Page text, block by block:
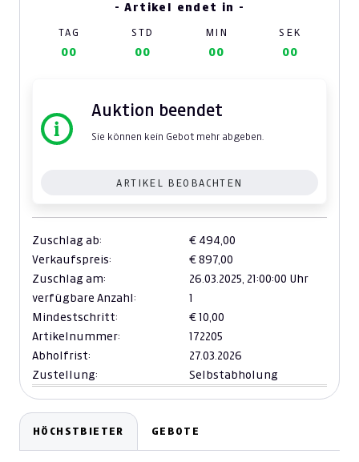
- Artikel endet in -
TAG STD MIN SEK
00 00 00 00
Auktion beendet
Sie können kein Gebot mehr abgeben.
ARTIKEL BEOBACHTEN
Zuschlag ab:
€ 494,00
Verkaufspreis:
€ 897,00
Zuschlag am:
26.03.2025, 21:00:00 Uhr
verfügbare Anzahl:
1
Mindestschritt:
€ 10,00
Artikelnummer:
172205
Abholfrist:
27.03.2026
Zustellung:
Selbstabholung
HÖCHSTBIETER GEBOTE